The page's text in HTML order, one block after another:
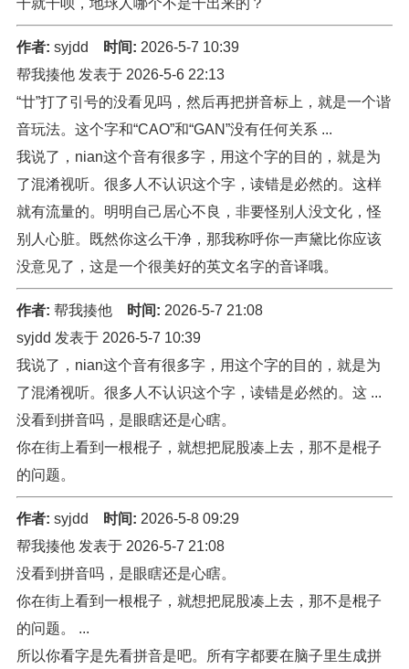
干就干呗，地球人哪个不是干出来的？
作者: syjdd 时间: 2026-5-7 10:39
帮我揍他 发表于 2026-5-6 22:13
“廿”打了引号的没看见吗，然后再把拼音标上，就是一个谐
音玩法。这个字和“CAO”和“GAN”没有任何关系 ...
我说了，nian这个音有很多字，用这个字的目的，就是为
了混淆视听。很多人不认识这个字，读错是必然的。这样
就有流量的。明明自己居心不良，非要怪别人没文化，怪
别人心脏。既然你这么干净，那我称呼你一声黛比你应该
没意见了，这是一个很美好的英文名字的音译哦。
作者: 帮我揍他 时间: 2026-5-7 21:08
syjdd 发表于 2026-5-7 10:39
我说了，nian这个音有很多字，用这个字的目的，就是为
了混淆视听。很多人不认识这个字，读错是必然的。这 ...
没看到拼音吗，是眼瞎还是心瞎。
你在街上看到一根棍子，就想把屁股凑上去，那不是棍子
的问题。
作者: syjdd 时间: 2026-5-8 09:29
帮我揍他 发表于 2026-5-7 21:08
没看到拼音吗，是眼瞎还是心瞎。
你在街上看到一根棍子，就想把屁股凑上去，那不是棍子
的问题。 ...
所以你看字是先看拼音是吧。所有字都要在脑子里生成拼